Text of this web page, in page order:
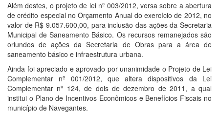
Além destes, o projeto de lei nº 003/2012, versa sobre a abertura
de crédito especial no Orçamento Anual do exercício de 2012, no
valor de R$ 9.057.600,00, para inclusão das ações da Secretaria
Municipal de Saneamento Básico. Os recursos remanejados são
oriundos de ações da Secretaria de Obras para a área de
saneamento básico e infraestrutura urbana.
Ainda foi apreciado e aprovado por unanimidade o Projeto de Lei
Complementar nº 001/2012, que altera dispositivos da Lei
Complementar nº 124, de dois de dezembro de 2011, a qual
institui o Plano de Incentivos Econômicos e Benefícios Fiscais no
município de Navegantes.